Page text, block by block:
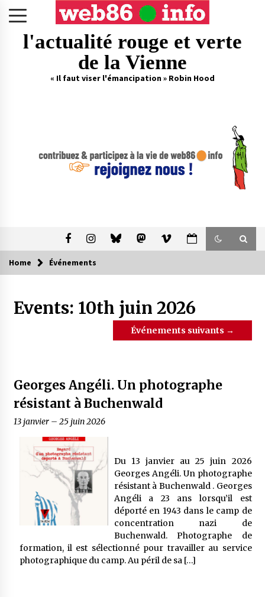
l'actualité rouge et verte
de la Vienne
« Il faut viser l'émancipation » Robin Hood
Home Événements
Events: 10th juin 2026
Événements suivants →
Georges Angéli. Un photographe
résistant à Buchenwald
13 janvier– 25 juin 2026
Du 13 janvier au 25 juin 2026
Georges Angéli. Un photographe
résistant à Buchenwald . Georges
Angéli a 23 ans lorsqu’il est
déporté en 1943 dans le camp de
concentration nazi de
Buchenwald. Photographe de
formation, il est sélectionné pour travailler au service
photographique du camp. Au péril de sa […]